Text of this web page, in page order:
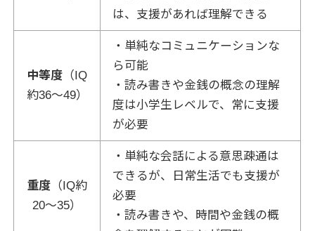
は、支援があれば理解できる
中等度 （IQ
約36～49）
・単純なコミュニケーションな
ら可能
・読み書きや金銭の概念の理解
度は小学生レベルで、常に支援
が必要
重度 （IQ約
20～35）
・単純な会話による意思疎通は
できるが、日常生活でも支援が
必要
・読み書きや、時間や金銭の概